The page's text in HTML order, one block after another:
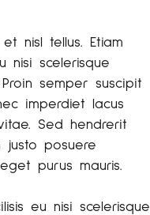
et nisl tellus. Etiam
nisi scelerisque
semper suscipit
imperdiet lacus
Sed hendrerit
justo posuere
purus mauris.
eu nisi scelerisque